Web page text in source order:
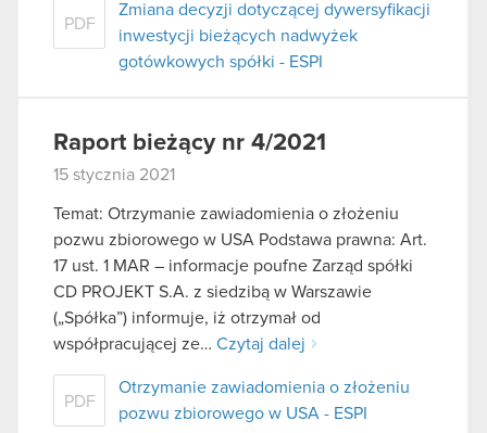
PDF
Zmiana decyzji dotyczącej dywersyfikacji
inwestycji bieżących nadwyżek
gotówkowych spółki - ESPI
Raport bieżący nr 4/2021
15 stycznia 2021
Temat: Otrzymanie zawiadomienia o złożeniu
pozwu zbiorowego w USA Podstawa prawna: Art.
17 ust. 1 MAR – informacje poufne Zarząd spółki
CD PROJEKT S.A. z siedzibą w Warszawie
(„Spółka”) informuje, iż otrzymał od
współpracującej ze… Czytaj dalej
PDF
Otrzymanie zawiadomienia o złożeniu
pozwu zbiorowego w USA - ESPI